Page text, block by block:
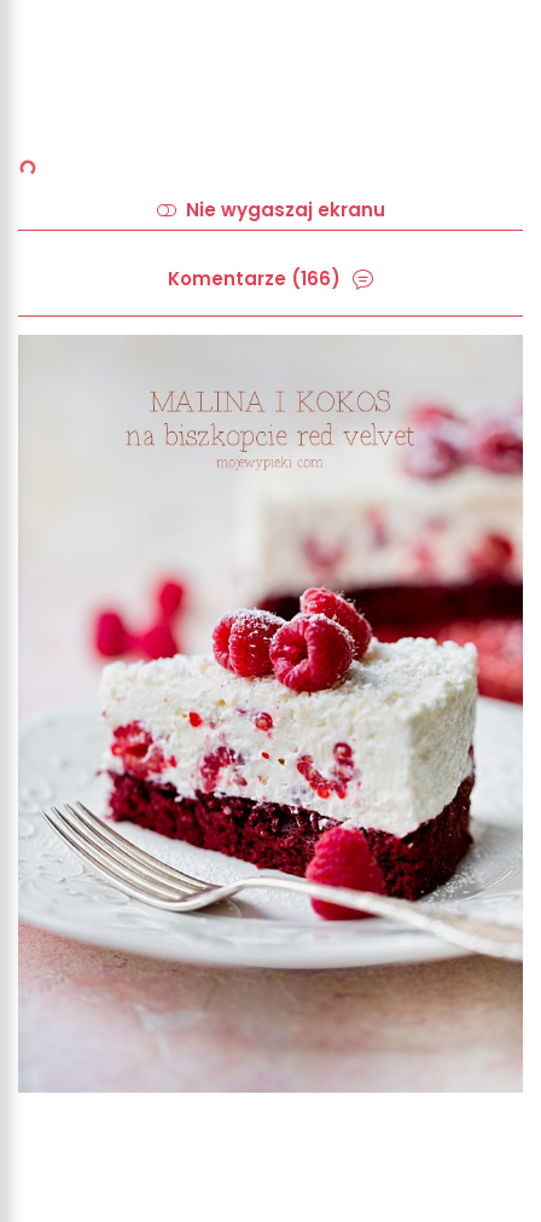
Nie wygaszaj ekranu
Komentarze (166)